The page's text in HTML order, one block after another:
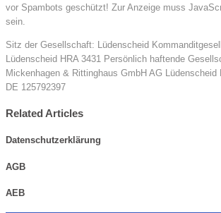
vor Spambots geschützt! Zur Anzeige muss
sein.
Sitz der Gesellschaft: Lüdenscheid
Lüdenscheid HRA 3431 Persönlich haftende
Mickenhagen & Rittinghaus GmbH AG Lüdenscheid
DE 125792397
Related Articles
Datenschutzerklärung
AGB
AEB